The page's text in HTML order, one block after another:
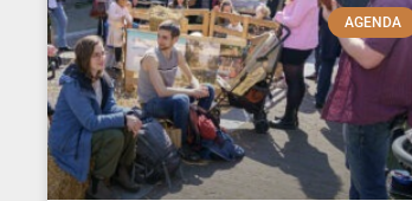
AGENDA